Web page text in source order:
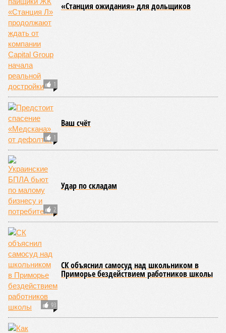
1
«Станция ожидания» для дольщиков
1
Ваш счёт
2
Удар по складам
93
СК объяснил самосуд над школьником в
Приморье бездействием работников школы